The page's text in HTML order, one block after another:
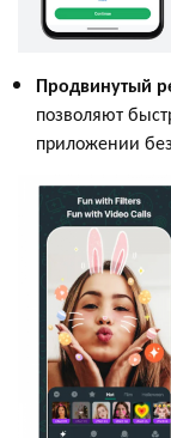
Продвинутый
позволяют
приложении